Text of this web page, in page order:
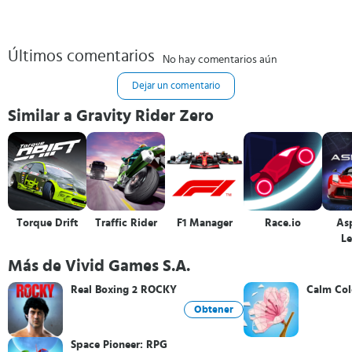
Últimos comentarios No hay comentarios aún
Dejar un comentario
Similar a Gravity Rider Zero
Torque Drift Traffic Rider F1 Manager Race.io
Más de Vivid Games S.A.
Real Boxing 2 ROCKY
Obtener
Space Pioneer: RPG
Calm